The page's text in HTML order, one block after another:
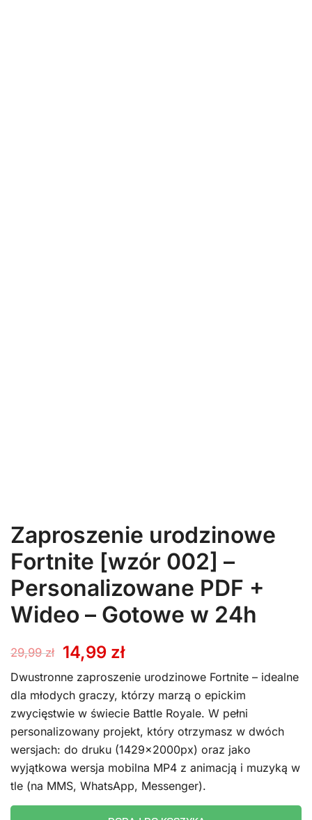
Zaproszenie urodzinowe
Fortnite [wzór 002] –
Personalizowane PDF +
Wideo – Gotowe w 24h
29,99zł
Pierwotna
cena
wynosiła:
29,99 zł.
14,99 złAktualna
cena
wynosi:
14,99 zł.
Dwustronne zaproszenie urodzinowe Fortnite – idealne
dla młodych graczy, którzy marzą o epickim
zwycięstwie w świecie Battle Royale. W pełni
personalizowany projekt, który otrzymasz w dwóch
wersjach: do druku (1429x2000px) oraz jako
wyjątkowa wersja mobilna MP4 z animacją i muzyką w
tle (na MMS, WhatsApp, Messenger).